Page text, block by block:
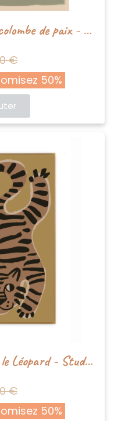
Affiche murale - La colombe de paix - Studioloco
€
50%
Affiche murale - Léo le Léopard - Studioloco
€
50%